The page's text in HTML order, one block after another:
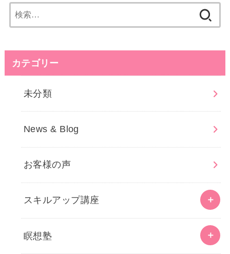
索:
カテゴリー
未分類
News & Blog
お客様の声
スキルアップ講座
瞑想塾